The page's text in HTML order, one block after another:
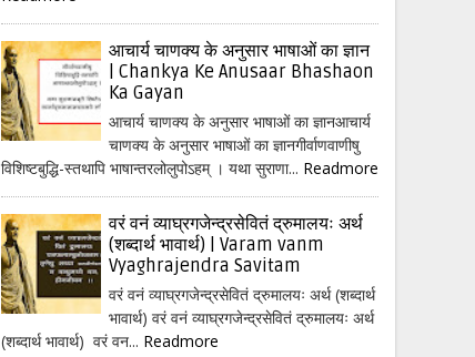
आचार्य चाणक्य के अनुसार भाषाओं का ज्ञान
| Chankya Ke Anusaar Bhashaon
Ka Gayan
आचार्य चाणक्य के अनुसार भाषाओं का ज्ञानआचार्य
चाणक्य के अनुसार भाषाओं का ज्ञानगीर्वाणवाणीषु
विशिष्टबुद्धि-स्तथापि भाषान्तरलोलुपोऽहम् । यथा सुराणा... Readmore
वरं वनं व्याघ्रगजेन्द्रसेवितं द्रुमालयः अर्थ
(शब्दार्थ भावार्थ) | Varam vanm
Vyaghrajendra Savitam
वरं वनं व्याघ्रगजेन्द्रसेवितं द्रुमालयः अर्थ (शब्दार्थ
भावार्थ) वरं वनं व्याघ्रगजेन्द्रसेवितं द्रुमालयः अर्थ
(शब्दार्थ भावार्थ) वरं वन... Readmore